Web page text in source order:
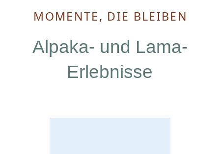
MOMENTE, DIE BLEIBEN
Alpaka- und Lama-
Erlebnisse